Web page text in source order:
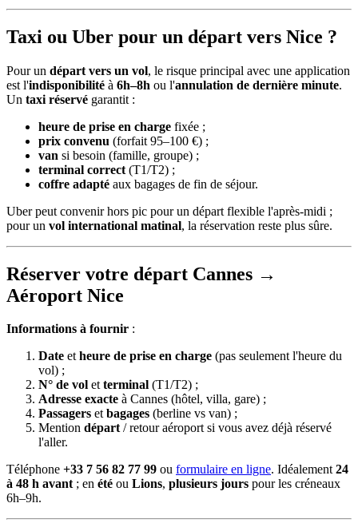
Taxi ou Uber pour un départ vers Nice ?
Pour un départ vers un vol, le risque principal avec une application
est l'indisponibilité à 6h–8h ou l'annulation de dernière minute.
Un taxi réservé garantit :
heure de prise en charge fixée ;
prix convenu (forfait 95–100 €) ;
van si besoin (famille, groupe) ;
terminal correct (T1/T2) ;
coffre adapté aux bagages de fin de séjour.
Uber peut convenir hors pic pour un départ flexible l'après-midi ;
pour un vol international matinal, la réservation reste plus sûre.
Réserver votre départ Cannes →
Aéroport Nice
Informations à fournir :
Date etheure de prise en charge (pas seulement l'heure du
vol) ;
N° de vol etterminal (T1/T2) ;
Adresse exacte à Cannes (hôtel, villa, gare) ;
Passagers etbagages (berline vs van) ;
Mention départ/ retour aéroport si vous avez déjà réservé
l'aller.
Téléphone +33 7 56 82 77 99 ou formulaire en ligne. Idéalement24
à 48 h avant; en été ou Lions, plusieurs jours pour les créneaux
6h–9h.